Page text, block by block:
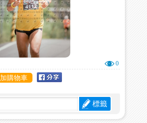
0
加購物車
標籤